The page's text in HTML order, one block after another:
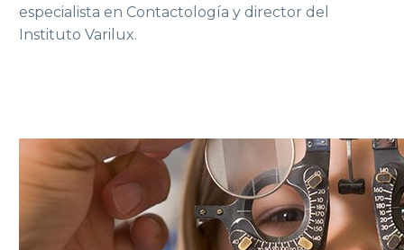
especialista en Contactología y director del
Instituto Varilux.